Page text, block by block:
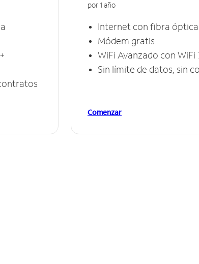
por 1 año
Internet con fibra óptica
Módem gratis
WiFi Avanzado con WiFi
Sin límite de datos, sin
Comenzar